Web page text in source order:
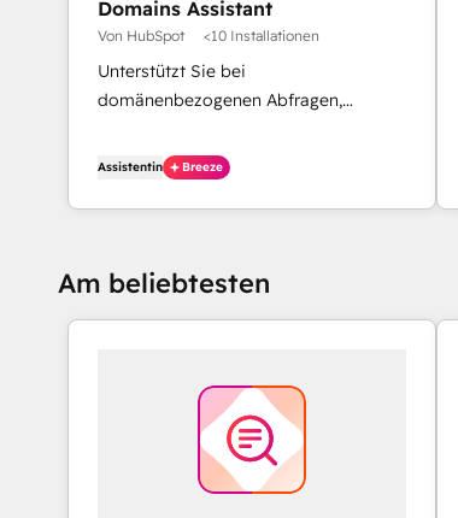
Domains Assistant
Von HubSpot <10 Installationen
Unterstützt Sie bei
domänenbezogenen Abfragen,
der Diagnose von
Domänenproblemen.
Assistentin Breeze
Am beliebtesten